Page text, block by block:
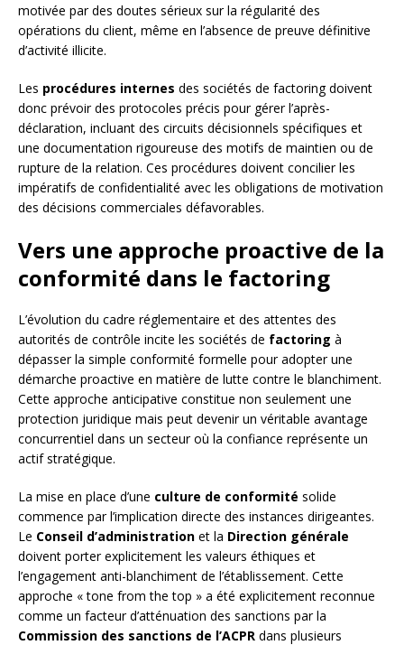
motivée par des doutes sérieux sur la régularité des
opérations du client, même en l’absence de preuve définitive
d’activité illicite.
Les procédures internes des sociétés de factoring doivent
donc prévoir des protocoles précis pour gérer l’après-
déclaration, incluant des circuits décisionnels spécifiques et
une documentation rigoureuse des motifs de maintien ou de
rupture de la relation. Ces procédures doivent concilier les
impératifs de confidentialité avec les obligations de motivation
des décisions commerciales défavorables.
Vers une approche proactive de la
conformité dans le factoring
L’évolution du cadre réglementaire et des attentes des
autorités de contrôle incite les sociétés de factoring à
dépasser la simple conformité formelle pour adopter une
démarche proactive en matière de lutte contre le blanchiment.
Cette approche anticipative constitue non seulement une
protection juridique mais peut devenir un véritable avantage
concurrentiel dans un secteur où la confiance représente un
actif stratégique.
La mise en place d’une culture de conformité solide
commence par l’implication directe des instances dirigeantes.
Le Conseil d’administration et la Direction générale
doivent porter explicitement les valeurs éthiques et
l’engagement anti-blanchiment de l’établissement. Cette
approche « tone from the top » a été explicitement reconnue
comme un facteur d’atténuation des sanctions par la
Commission des sanctions de l’ACPR dans plusieurs